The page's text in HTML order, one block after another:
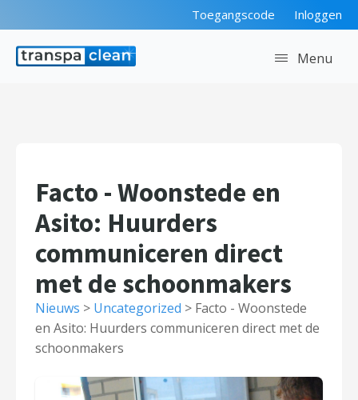
Toegangscode Inloggen
Menu
Facto - Woonstede en
Asito: Huurders
communiceren direct
met de schoonmakers
Nieuws > Uncategorized > Facto - Woonstede
en Asito: Huurders communiceren direct met de
schoonmakers